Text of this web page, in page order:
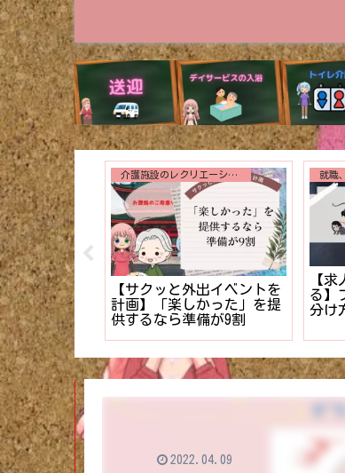
説】入浴時
的にスムー
コツ！！
介護施設のレクリエーション
誕生日会で絶対に外せない
3つのアトラクション【利
用者様に最高の写真を】
入浴
【新
した
拒否
2022.04.09